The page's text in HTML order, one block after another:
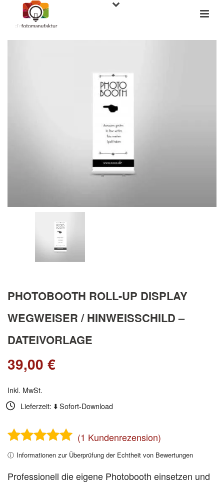
PHOTOBOOTH ROLL-UP DISPLAY
WEGWEISER / HINWEISSCHILD –
DATEIVORLAGE
39,00 €
Inkl. MwSt.
Lieferzeit: ⬇️ Sofort-Download
Bewertet mit
5.00
basierend
ⓘ Informationen zur Überprüfung der Echtheit von Bewertungen
(1 Kundenrezension)
Professionell die eigene Photobooth einsetzen und